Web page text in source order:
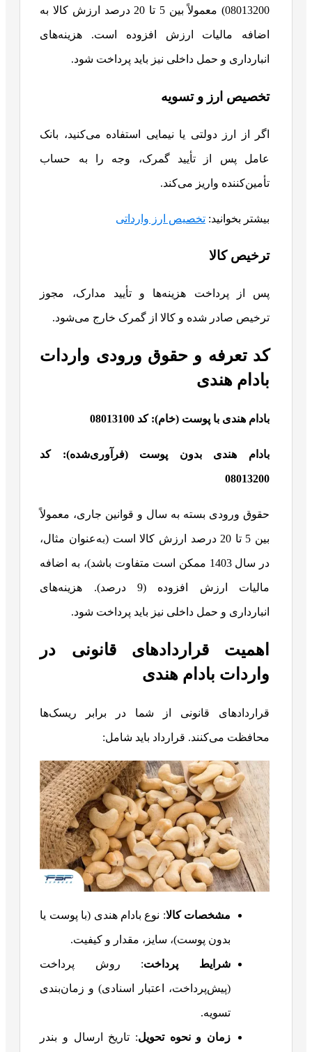
08013200) معمولاً بین 5 تا 20 درصد ارزش کالا به
اضافه مالیات ارزش افزوده است. هزینه‌های
انبارداری و حمل داخلی نیز باید پرداخت شود.
تخصیص ارز و تسویه
اگر از ارز دولتی یا نیمایی استفاده می‌کنید، بانک
عامل پس از تأیید گمرک، وجه را به حساب
تأمین‌کننده واریز می‌کند.
بیشتر بخوانید: تخصیص ارز وارداتی
ترخیص کالا
پس از پرداخت هزینه‌ها و تأیید مدارک، مجوز
ترخیص صادر شده و کالا از گمرک خارج می‌شود.
کد تعرفه و حقوق ورودی واردات
بادام هندی
بادام هندی با پوست (خام): کد 08013100
بادام هندی بدون پوست (فرآوری‌شده): کد
08013200
حقوق ورودی بسته به سال و قوانین جاری، معمولاً
بین 5 تا 20 درصد ارزش کالا است (به‌عنوان مثال،
در سال 1403 ممکن است متفاوت باشد)، به اضافه
مالیات ارزش افزوده (9 درصد). هزینه‌های
انبارداری و حمل داخلی نیز باید پرداخت شود.
اهمیت قراردادهای قانونی در
واردات بادام هندی
قراردادهای قانونی از شما در برابر ریسک‌ها
محافظت می‌کنند. قرارداد باید شامل:
مشخصات کالا: نوع بادام هندی (با پوست یا
بدون پوست)، سایز، مقدار و کیفیت.
شرایط پرداخت: روش پرداخت
(پیش‌پرداخت، اعتبار اسنادی) و زمان‌بندی
تسویه.
زمان و نحوه تحویل: تاریخ ارسال و بندر